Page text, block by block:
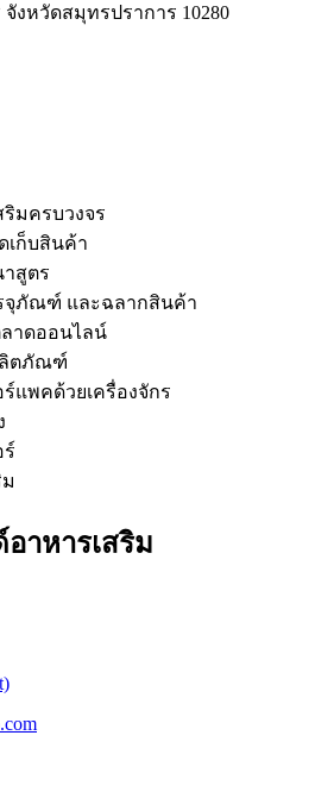
งหวัดสมุทรปราการ 10280
มครบวงจร
เก็บสินค้า
สูตร
จุภัณฑ์ และฉลากสินค้า
าดออนไลน์
ลิตภัณฑ์
แพคด้วยเครื่องจักร
าหารเสริม